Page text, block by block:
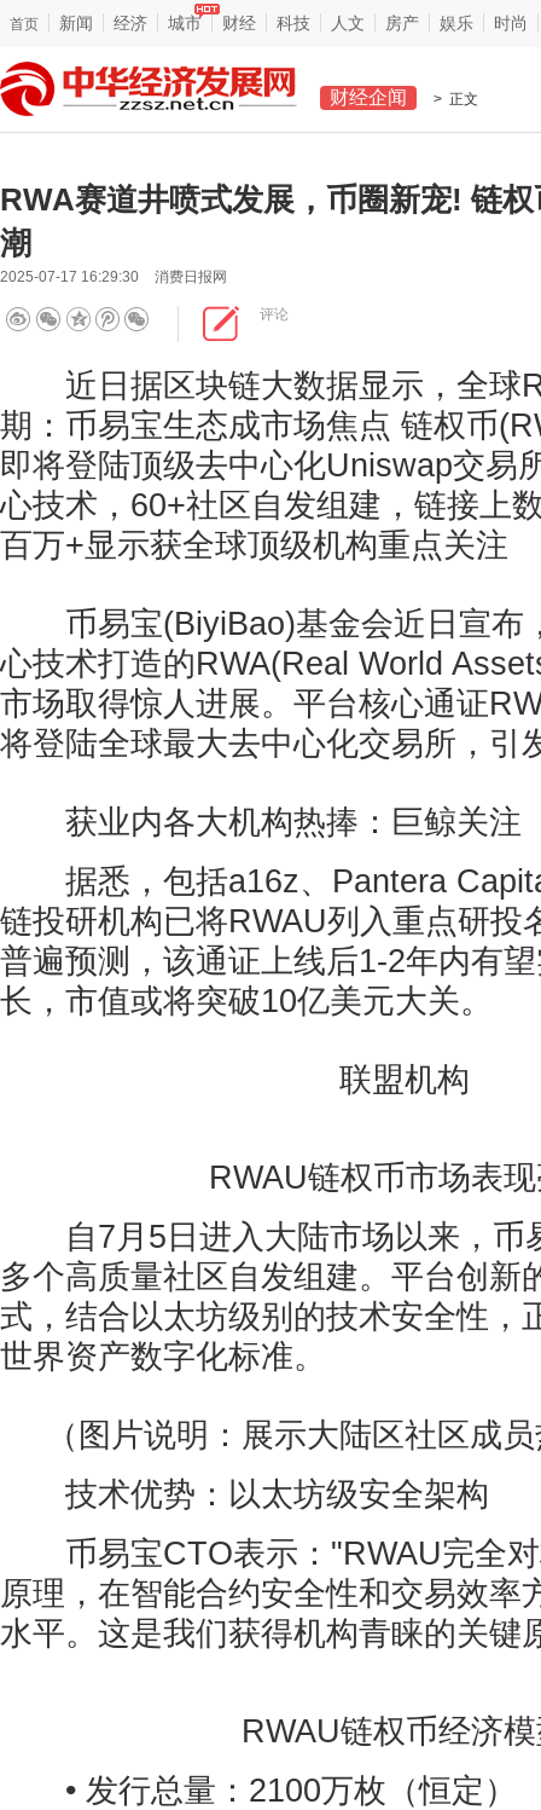
首页 新闻 经济 城市 财经 科技 人文 房产 娱乐 时尚
财经企闻 > 正文
RWA赛道井喷式发展，币圈新宠! 链
潮
2025-07-17 16:29:30 消费日报网
评论
近日据区块链大数据显示，全球
期：币易宝生态成市场焦点 链权币
即将登陆顶级去中心化Uniswap交易
心技术，60+社区自发组建，链接上
百万+显示获全球顶级机构重点关注
币易宝(BiyiBao)基金会近日宣布
心技术打造的RWA(Real World
市场取得惊人进展。平台核心通证
将登陆全球最大去中心化交易所，引
获业内各大机构热捧：巨鲸关注
据悉，包括a16z、Pantera
链投研机构已将RWAU列入重点研投
普遍预测，该通证上线后1-2年内有
长，市值或将突破10亿美元大关。
联盟机构
RWAU链权币市场表
自7月5日进入大陆市场以来，币
多个高质量社区自发组建。平台创新
式，结合以太坊级别的技术安全性，
世界资产数字化标准。
（图片说明：展示大陆区社区成
技术优势：以太坊级安全架构
币易宝CTO表示："RWAU完全对
原理，在智能合约安全性和交易效率
水平。这是我们获得机构青睐的关键
RWAU链权币经济
• 发行总量：2100万枚（恒定）